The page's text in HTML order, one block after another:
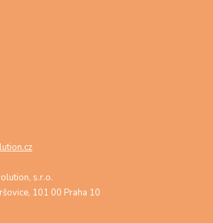
s.r.o.
101 00 Praha 10